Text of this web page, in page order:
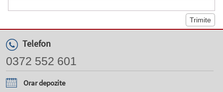
Telefon
0372 552 601
Orar depozite